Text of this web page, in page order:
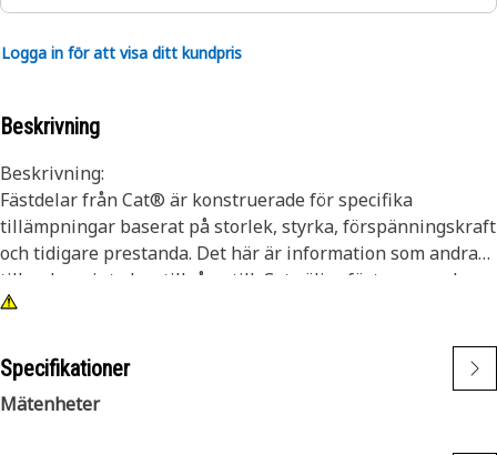
Logga in för att visa ditt kundpris
Beskrivning
Beskrivning:
Fästdelar från Cat® är konstruerade för specifika
tillämpningar baserat på storlek, styrka, förspänningskraft
och tidigare prestanda. Det här är information som andra
tillverkare inte har tillgång till. Cat väljer fästen som ska
hålla tills maskinen bör renoveras eller under hela
tillverkare kan verka lämpade för din maskin så har inget
annat företag den kunskap om din utrustning som vi har.
Specifikationer
Mätenheter